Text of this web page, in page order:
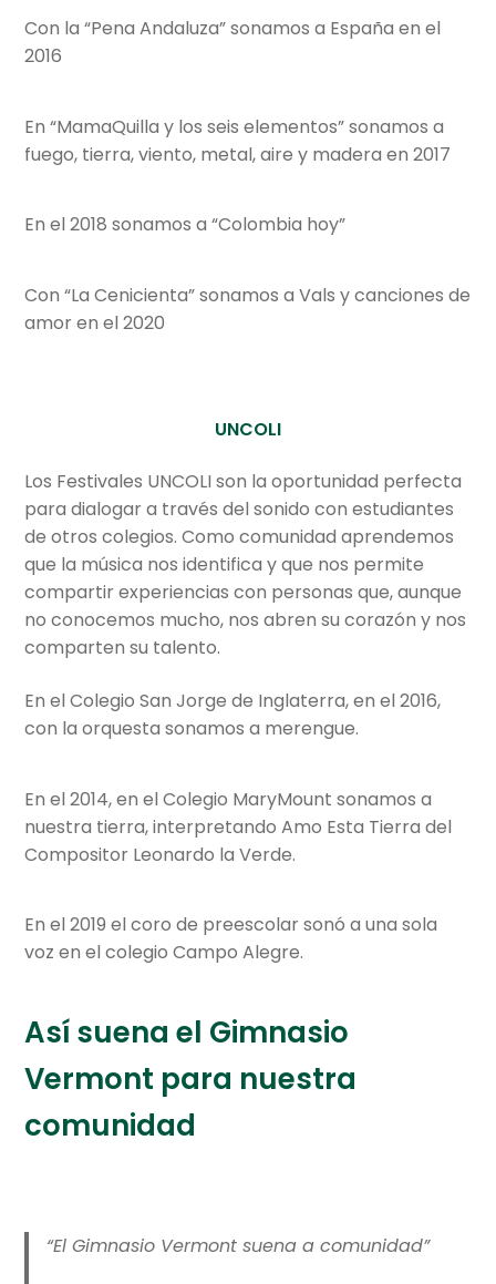
Con la “Pena Andaluza” sonamos a España en el
2016
En “MamaQuilla y los seis elementos” sonamos a
fuego, tierra, viento, metal, aire y madera en 2017
En el 2018 sonamos a “Colombia hoy”
Con “La Cenicienta” sonamos a Vals y canciones de
amor en el 2020
UNCOLI
Los Festivales UNCOLI son la oportunidad perfecta
para dialogar a través del sonido con estudiantes
de otros colegios. Como comunidad aprendemos
que la música nos identifica y que nos permite
compartir experiencias con personas que, aunque
no conocemos mucho, nos abren su corazón y nos
comparten su talento.
En el Colegio San Jorge de Inglaterra, en el 2016,
con la orquesta sonamos a merengue.
En el 2014, en el Colegio MaryMount sonamos a
nuestra tierra, interpretando Amo Esta Tierra del
Compositor Leonardo la Verde.
En el 2019 el coro de preescolar sonó a una sola
voz en el colegio Campo Alegre.
Así suena el Gimnasio
Vermont para nuestra
comunidad
“El Gimnasio Vermont suena a comunidad”